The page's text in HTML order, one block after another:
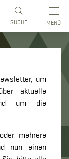
SUCHE MENÜ
um
aktuelle
um die
mehrere
nun einen